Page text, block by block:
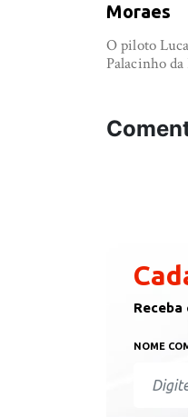
Moraes
O piloto
Palacinho da
NOME